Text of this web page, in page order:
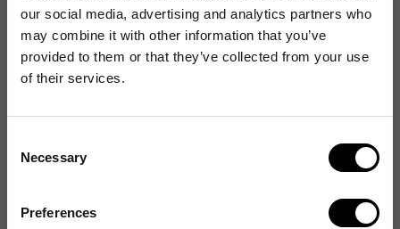
our social media, advertising and analytics partners who
may combine it with other information that you’ve
provided to them or that they’ve collected from your use
of their services.
Selection
Necessary
Preferences